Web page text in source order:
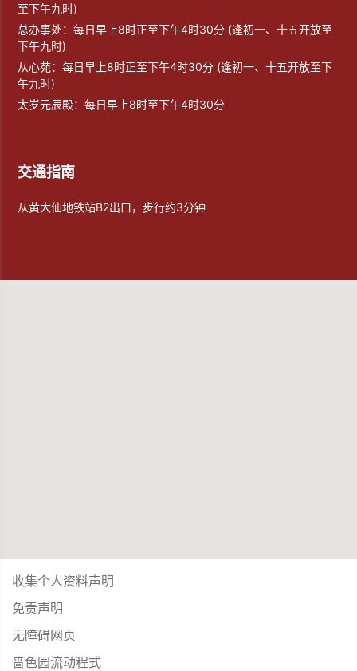
至下午九时)
总办事处：每日早上8时正至下午4时30分 (逢初一、十五开放至
下午九时)
从心苑：每日早上8时正至下午4时30分 (逢初一、十五开放至下
午九时)
太岁元辰殿：每日早上8时至下午4时30分
交通指南
从黄大仙地铁站B2出口，步行约3分钟
收集个人资料声明
免责声明
无障碍网页
啬色园流动程式